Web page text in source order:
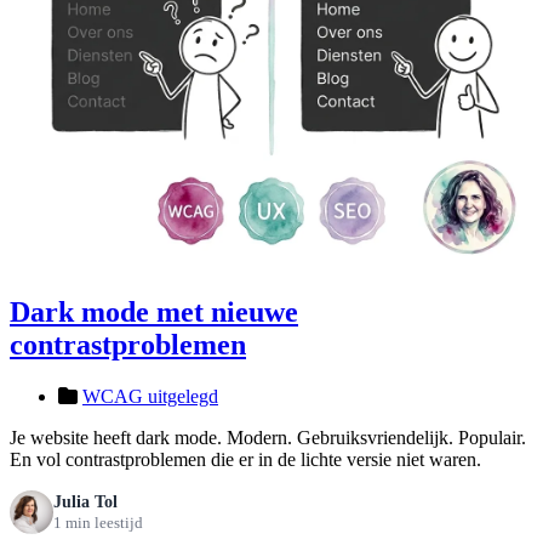
Dark mode met nieuwe
contrastproblemen
WCAG uitgelegd
Je website heeft dark mode. Modern. Gebruiksvriendelijk. Populair.
En vol contrastproblemen die er in de lichte versie niet waren.
Julia Tol
1 min leestijd